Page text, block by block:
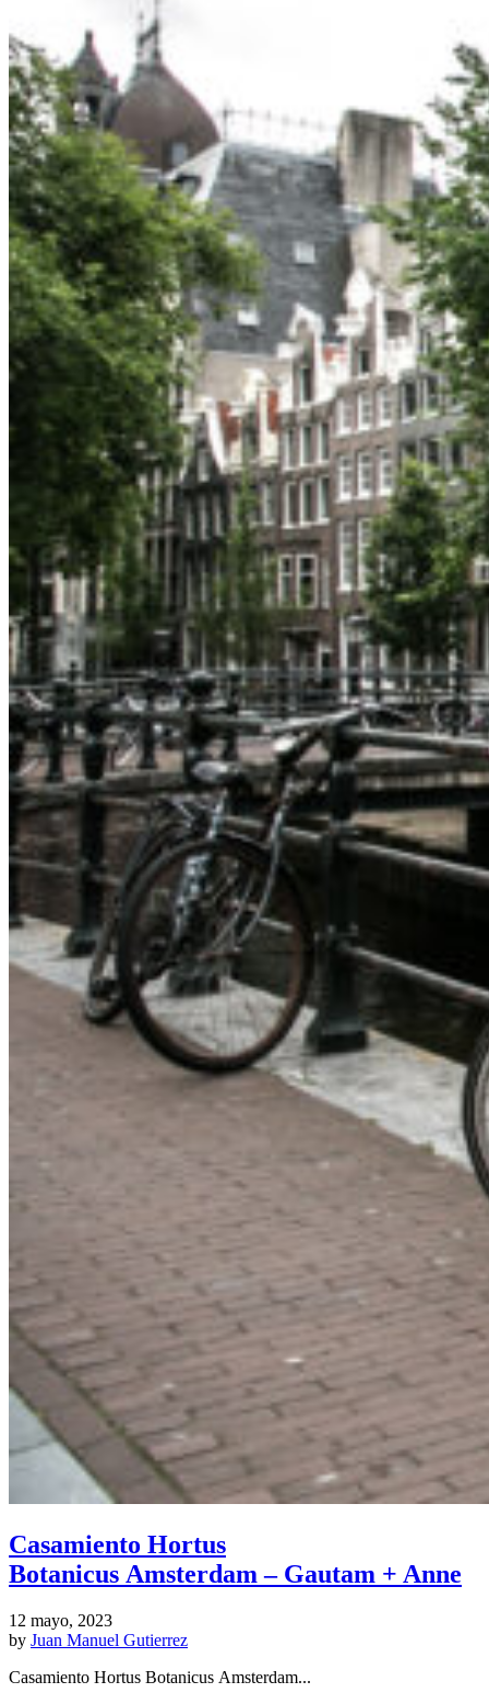
Casamiento Hortus
Botanicus Amsterdam – Gautam + Anne
12 mayo, 2023
by Juan Manuel Gutierrez
Casamiento Hortus Botanicus Amsterdam...